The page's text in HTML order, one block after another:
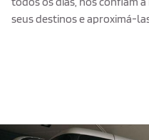
seus destinos e aproximá-
Texto de ejemplo